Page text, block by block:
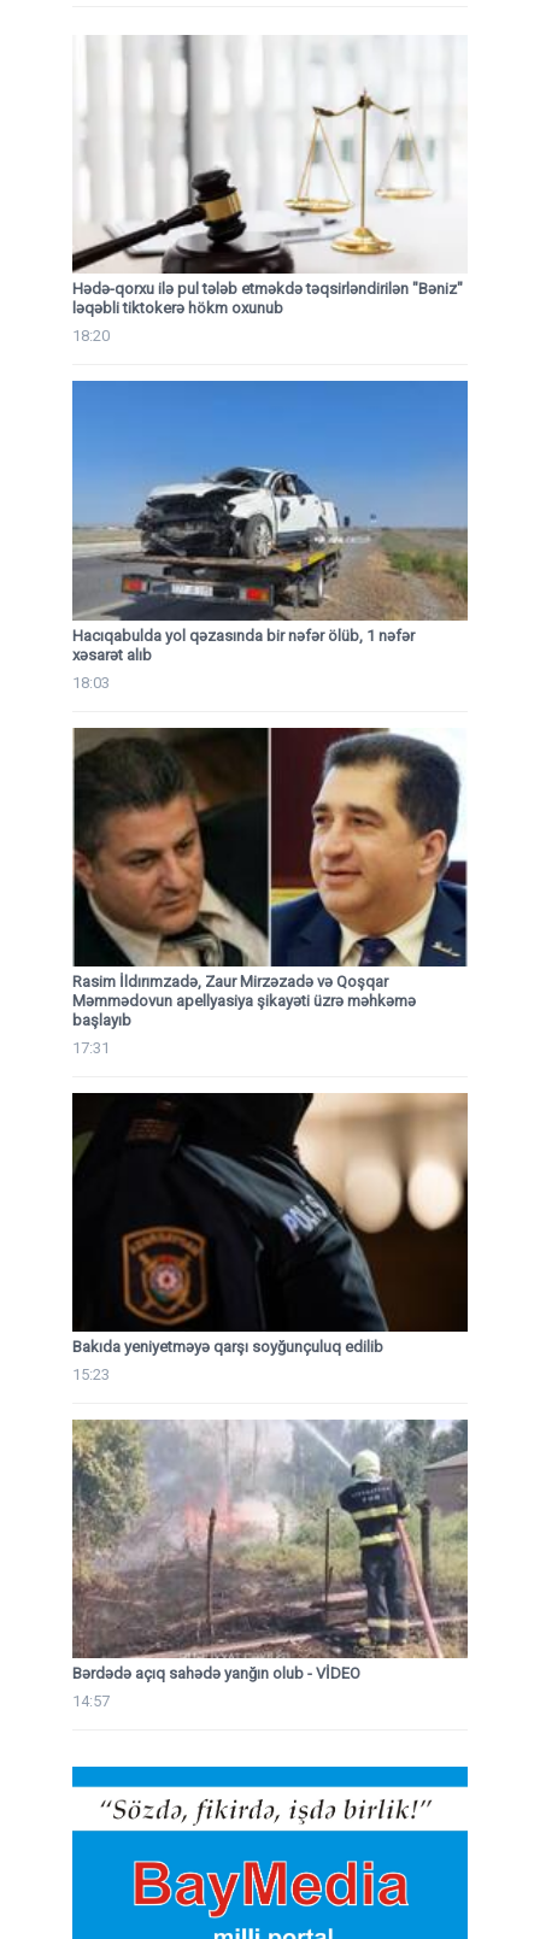
Hədə-qorxu ilə pul tələb etməkdə təqsirləndirilən "Bəniz"
ləqəbli tiktokerə hökm oxunub
18:20
Hacıqabulda yol qəzasında bir nəfər ölüb, 1 nəfər
xəsarət alıb
18:03
Rasim İldırımzadə, Zaur Mirzəzadə və Qoşqar
Məmmədovun apellyasiya şikayəti üzrə məhkəmə
başlayıb
17:31
Bakıda yeniyetməyə qarşı soyğunçuluq edilib
15:23
Bərdədə açıq sahədə yanğın olub - VİDEO
14:57